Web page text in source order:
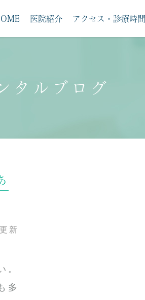
医院紹介 アクセス・診療時間
タルブログ
新
。
多